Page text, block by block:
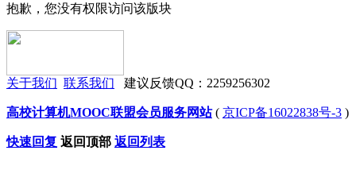
抱歉，您没有权限访问该版块
关于我们 联系我们 建议反馈QQ：2259256302
高校计算机MOOC联盟会员服务网站( 京ICP备16022838号-3 )
快速回复 返回顶部 返回列表